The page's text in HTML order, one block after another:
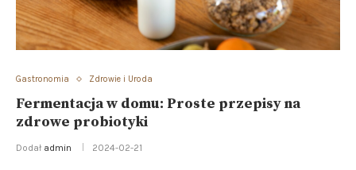
Gastronomia Zdrowie i Uroda
Fermentacja w domu: Proste przepisy na
zdrowe probiotyki
Dodał admin 2024-02-21